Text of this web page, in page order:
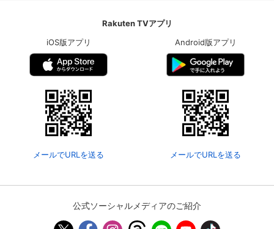
会員情報
ジットカード情報の変更が可能です。
決済方法変更 決済方法の変更が可能です。
Rakuten TVアプリ
iOS版アプリ
メールでURLを送る
Android版アプリ
メールでURLを送る
公式ソーシャルメディアのご紹介